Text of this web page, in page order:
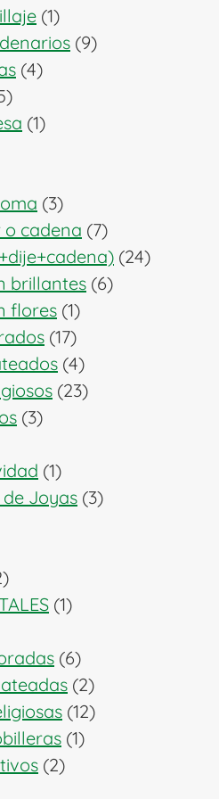
11
producto
99
44
5
productos
11
33
productos
o cadena 77
productos
2424
brillantes 66
flores 11
producto
1717
productos
44
productos
2323
33
11
producto
Joyas 33
2
productos
11
66
productos
22
productos
1212
11
22